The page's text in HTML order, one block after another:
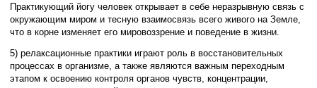
Практикующий йогу человек открывает в себе неразрывную связь с
окружающим миром и тесную взаимосвязь всего живого на Земле,
что в корне изменяет его мировоззрение и поведение в жизни.
5) релаксационные практики играют роль в восстановительных
процессах в организме, а также являются важным переходным
этапом к освоению контроля органов чувств, концентрации,